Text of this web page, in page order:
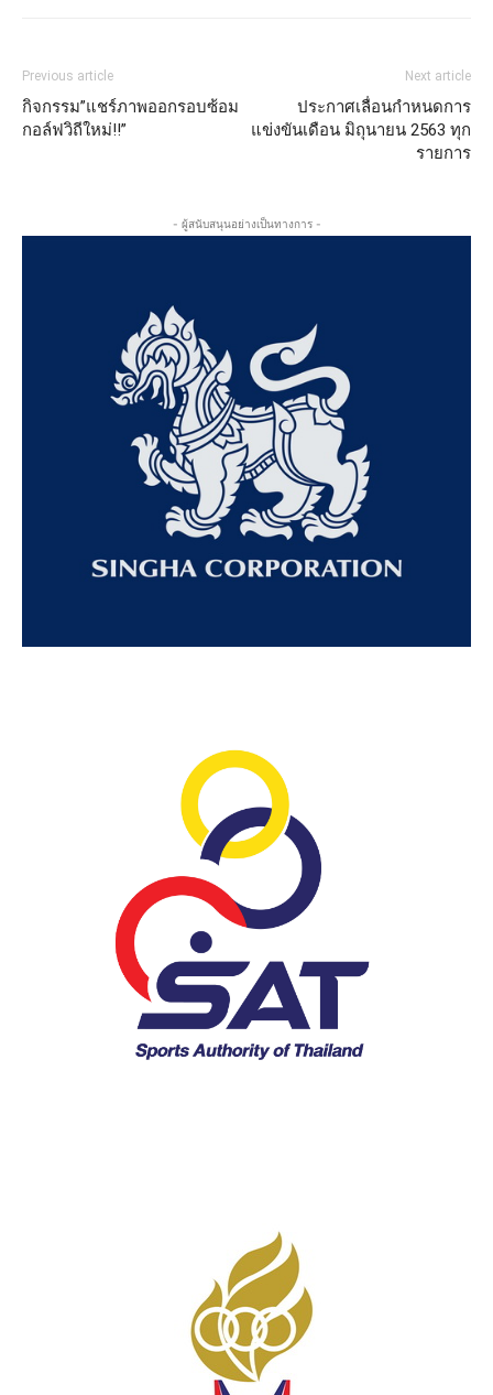
Previous article
กิจกรรม”แชร์ภาพออกรอบซ้อม
กอล์ฟวิถีใหม่!!”
Next article
ประกาศเลื่อนกำหนดการ
แข่งขันเดือน มิถุนายน 2563 ทุก
รายการ
- ผู้สนับสนุนอย่างเป็นทางการ -